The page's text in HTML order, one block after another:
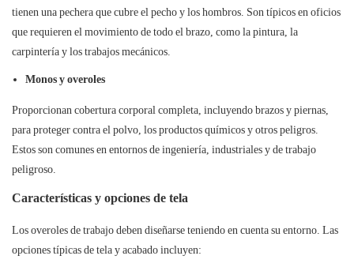
tienen una pechera que cubre el pecho y los hombros. Son típicos en oficios
que requieren el movimiento de todo el brazo, como la pintura, la
carpintería y los trabajos mecánicos.
Monos y overoles
Proporcionan cobertura corporal completa, incluyendo brazos y piernas,
para proteger contra el polvo, los productos químicos y otros peligros.
Estos son comunes en entornos de ingeniería, industriales y de trabajo
peligroso.
Características y opciones de tela
Los overoles de trabajo deben diseñarse teniendo en cuenta su entorno. Las
opciones típicas de tela y acabado incluyen: